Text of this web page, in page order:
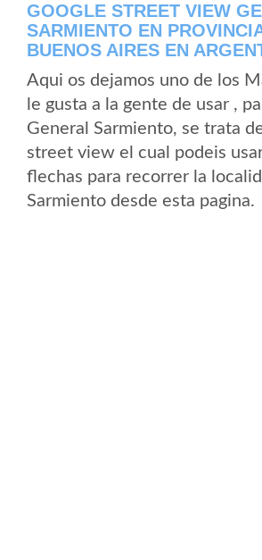
GOOGLE STREET VIEW
SARMIENTO EN
BUENOS AIRES EN
Aqui os dejamos uno de los
le gusta a la gente de usar ,
General Sarmiento, se trata
street view el cual podeis
flechas para recorrer la
Sarmiento desde esta pagina.